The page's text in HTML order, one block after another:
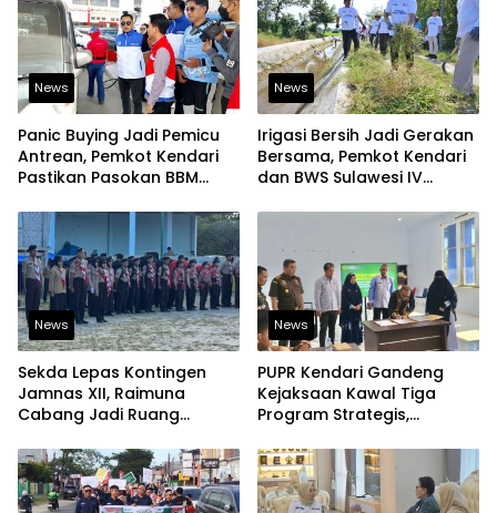
News
Panic Buying Jadi Pemicu
Antrean, Pemkot Kendari
Pastikan Pasokan BBM
News
Irigasi Bersih Jadi Gerakan
Bersama, Pemkot Kendari
dan BWS Sulawesi IV
Pangan
News
Sekda Lepas Kontingen
Jamnas XII, Raimuna
Cabang Jadi Ruang
dan Berjiwa Pemimpin
News
PUPR Kendari Gandeng
Kejaksaan Kawal Tiga
Program Strategis,
Bangun Infrastruktur
Berintegritas